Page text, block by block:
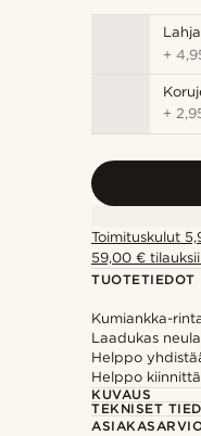
+
+
Toimituskulut
59,00 €
TUOTETIEDOT
Kumiankka-
Laadukas neula
Helppo
Helppo
KUVAUS
TEKNISET